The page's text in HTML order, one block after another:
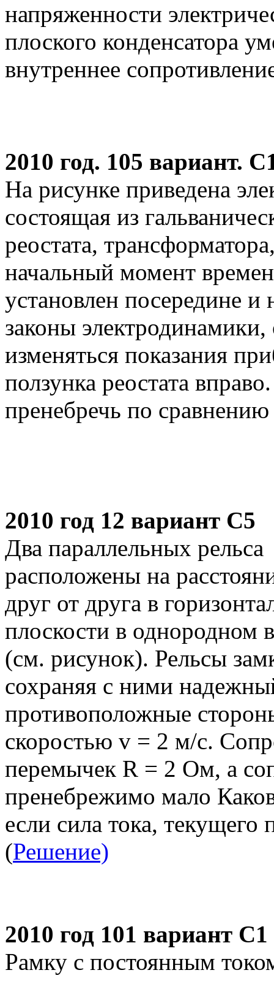
напряженности
плоского конденсатора
внутреннее
2010 год. 105 вариант.
На рисунке приведена
состоящая из
реостата,
начальный момент
установлен посередине
законы электродинамики,
изменяться показания
ползунка реостата
пренебречь по
2010 год 12 вариант С5
Два параллельных рельса
расположены на
друг от друга в
плоскости в однородном
(см. рисунок). Рельсы
сохраняя с ними
противоположные
скоростью v = 2 м/с.
перемычек R = 2 Ом, а
пренебрежимо мало
если сила тока,
(Решение)
2010 год 101 вариант С1
Рамку с постоянным